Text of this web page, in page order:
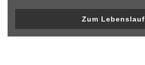
Zum Lebenslauf